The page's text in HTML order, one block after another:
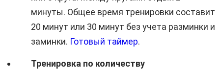
минуты. Общее время тренировки составит
20 минут или 30 минут без учета разминки и
заминки. Готовый таймер.
Тренировка по количеству